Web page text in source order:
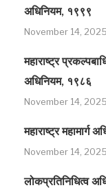
अधिनियम, १९९९
November 14, 2025
महाराष्ट्र
अधिनियम, १९८६
November 14, 2025
महाराष्ट्र महामार्ग
November 14, 2025
लोकप्रतिनिधित्व